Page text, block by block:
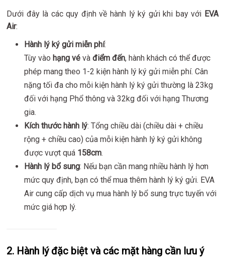
Dưới đây là các quy định về hành lý ký gửi khi bay với EVA
Air:
Hành lý ký gửi miễn phí:
Tùy vào hạng vé vàđiểm đến, hành khách có thể được
phép mang theo 1-2 kiện hành lý ký gửi miễn phí. Cân
nặng tối đa cho mỗi kiện hành lý ký gửi thường là 23kg
đối với hạng Phổ thông và 32kg đối với hạng Thương
gia.
Kích thước hành lý: Tổng chiều dài (chiều dài + chiều
rộng + chiều cao) của mỗi kiện hành lý ký gửi không
được vượt quá 158cm.
Hành lý bổ sung: Nếu bạn cần mang nhiều hành lý hơn
mức quy định, bạn có thể mua thêm hành lý ký gửi. EVA
Air cung cấp dịch vụ mua hành lý bổ sung trực tuyến với
mức giá hợp lý.
2. Hành lý đặc biệt và các mặt hàng cần lưu ý